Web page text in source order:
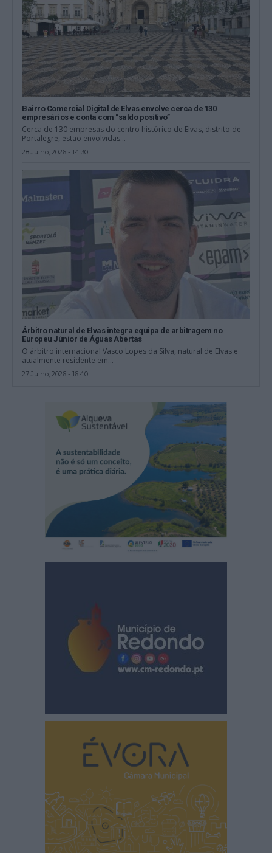
Bairro Comercial Digital de Elvas envolve cerca de 130
empresários e conta com “saldo positivo”
Cerca de 130 empresas do centro histórico de Elvas, distrito de
Portalegre, estão envolvidas...
28 Julho, 2026 - 14:30
Árbitro natural de Elvas integra equipa de arbitragem no
Europeu Júnior de Águas Abertas
O árbitro internacional Vasco Lopes da Silva, natural de Elvas e
atualmente residente em...
27 Julho, 2026 - 16:40